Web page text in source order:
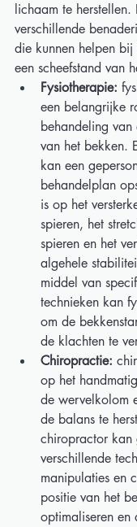
lichaam te
verschillende
die kunnen helpen
een scheefstand van
Fysiotherapie:
een belangrijke
behandeling van
van het bekken.
kan een
behandelplan
is op het
spieren, het
spieren en het
algehele
middel van
technieken kan
om de
de klachten te
Chiropractie:
op het
de wervelkolom
de balans te
chiropractor kan
verschillende
manipulaties en
positie van het
optimaliseren en